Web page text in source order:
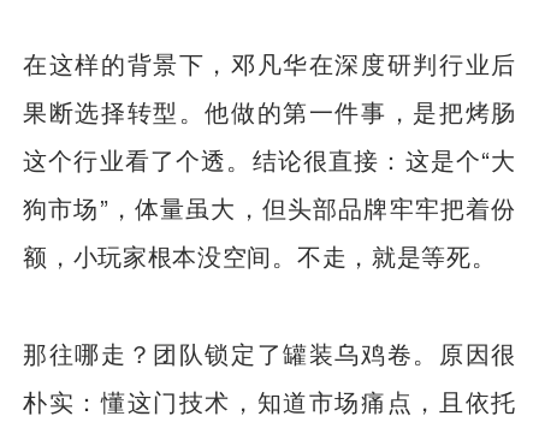
在这样的背景下，邓凡华在深度研判行业后
果断选择转型。他做的第一件事，是把烤肠
这个行业看了个透。结论很直接：这是个“大
狗市场”，体量虽大，但头部品牌牢牢把着份
额，小玩家根本没空间。不走，就是等死。
那往哪走？团队锁定了罐装乌鸡卷。原因很
朴实：懂这门技术，知道市场痛点，且依托